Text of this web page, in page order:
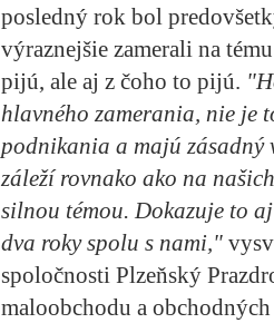
posledný rok bol
výraznejšie zamerali na
pijú, ale aj z čoho to pijú.
hlavného zamerania, nie je
podnikania a majú zásadný
záleží rovnako ako na
silnou témou. Dokazuje to
dva roky spolu s nami,"
spoločnosti Plzeňský
maloobchodu a